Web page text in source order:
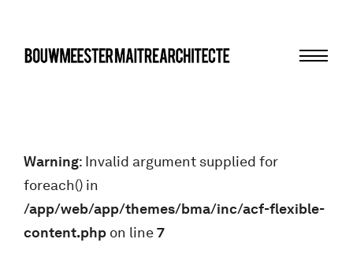
Warning: Invalid argument supplied for
foreach() in
/app/web/app/themes/bma/inc/acf-flexible-
content.php on line7